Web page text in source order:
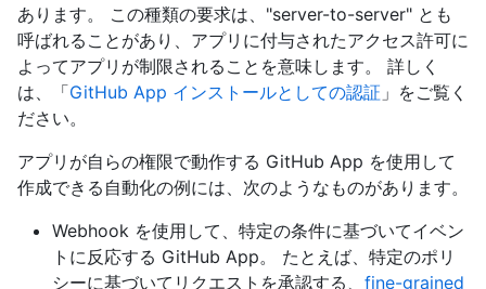
あります。 この種類の要求は、"server-to-server" とも
呼ばれることがあり、アプリに付与されたアクセス許可に
よってアプリが制限されることを意味します。 詳しく
は、「GitHub App インストールとしての認証 」をご覧く
ださい。
アプリが自らの権限で動作する GitHub App を使用して
作成できる自動化の例には、次のようなものがあります。
Webhook を使用して、特定の条件に基づいてイベン
トに反応する GitHub App。 たとえば、特定のポリ
シーに基づいてリクエストを承認する、 fine-grained